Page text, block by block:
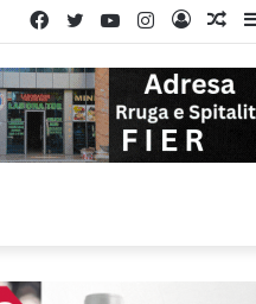
Log
Instagram
YouTube
Twitter
Facebook